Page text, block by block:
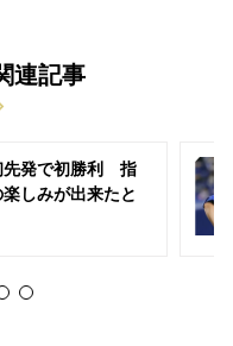
連記事
先発で初勝利 指
しみが出来たと